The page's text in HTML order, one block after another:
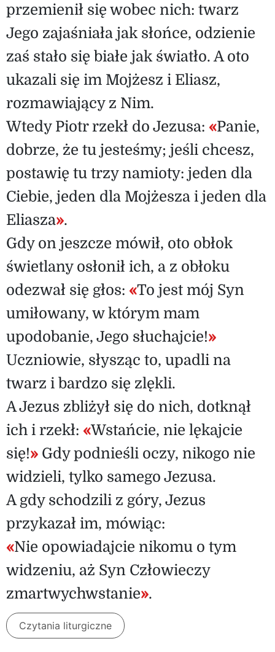
przemienił się wobec nich: twarz
Jego zajaśniała jak słońce, odzienie
zaś stało się białe jak światło. A oto
ukazali się im Mojżesz i Eliasz,
rozmawiający z Nim.
Wtedy Piotr rzekł do Jezusa: «Panie,
dobrze, że tu jesteśmy; jeśli chcesz,
postawię tu trzy namioty: jeden dla
Ciebie, jeden dla Mojżesza i jeden dla
Eliasza».
Gdy on jeszcze mówił, oto obłok
świetlany osłonił ich, a z obłoku
odezwał się głos: «To jest mój Syn
umiłowany, w którym mam
upodobanie, Jego słuchajcie!»
Uczniowie, słysząc to, upadli na
twarz i bardzo się zlękli.
A Jezus zbliżył się do nich, dotknął
ich i rzekł: «Wstańcie, nie lękajcie
się!» Gdy podnieśli oczy, nikogo nie
widzieli, tylko samego Jezusa.
A gdy schodzili z góry, Jezus
przykazał im, mówiąc:
«Nie opowiadajcie nikomu o tym
widzeniu, aż Syn Człowieczy
zmartwychwstanie».
Czytania liturgiczne